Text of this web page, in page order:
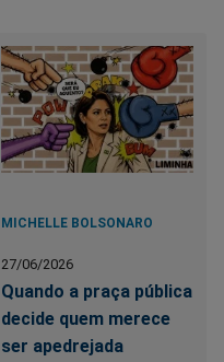
MICHELLE BOLSONARO
27/06/2026
Quando a praça pública
decide quem merece
ser apedrejada